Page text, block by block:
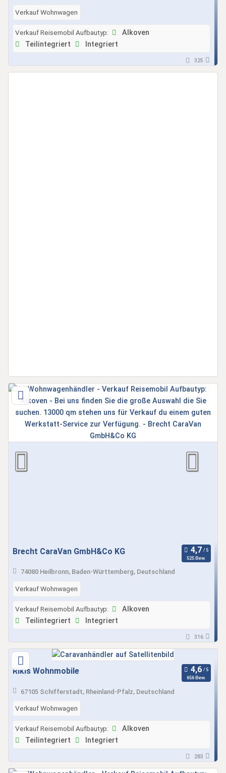
Verkauf Wohnwagen
Verkauf Reisemobil Aufbautyp:
Alkoven
Teilintegriert
Integriert
325
Brecht CaraVan GmbH&Co KG
525 Bew.
74080 Heilbronn, Baden-Württemberg, Deutschland
Verkauf Wohnwagen
Verkauf Reisemobil Aufbautyp:
Alkoven
Teilintegriert
Integriert
316
Rikis Wohnmobile
656 Bew.
67105 Schifferstadt, Rheinland-Pfalz, Deutschland
Verkauf Wohnwagen
Verkauf Reisemobil Aufbautyp:
Alkoven
Teilintegriert
Integriert
283